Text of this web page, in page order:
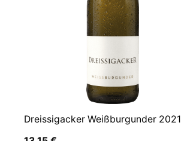
Dreissigacker Weißburgunder 2021